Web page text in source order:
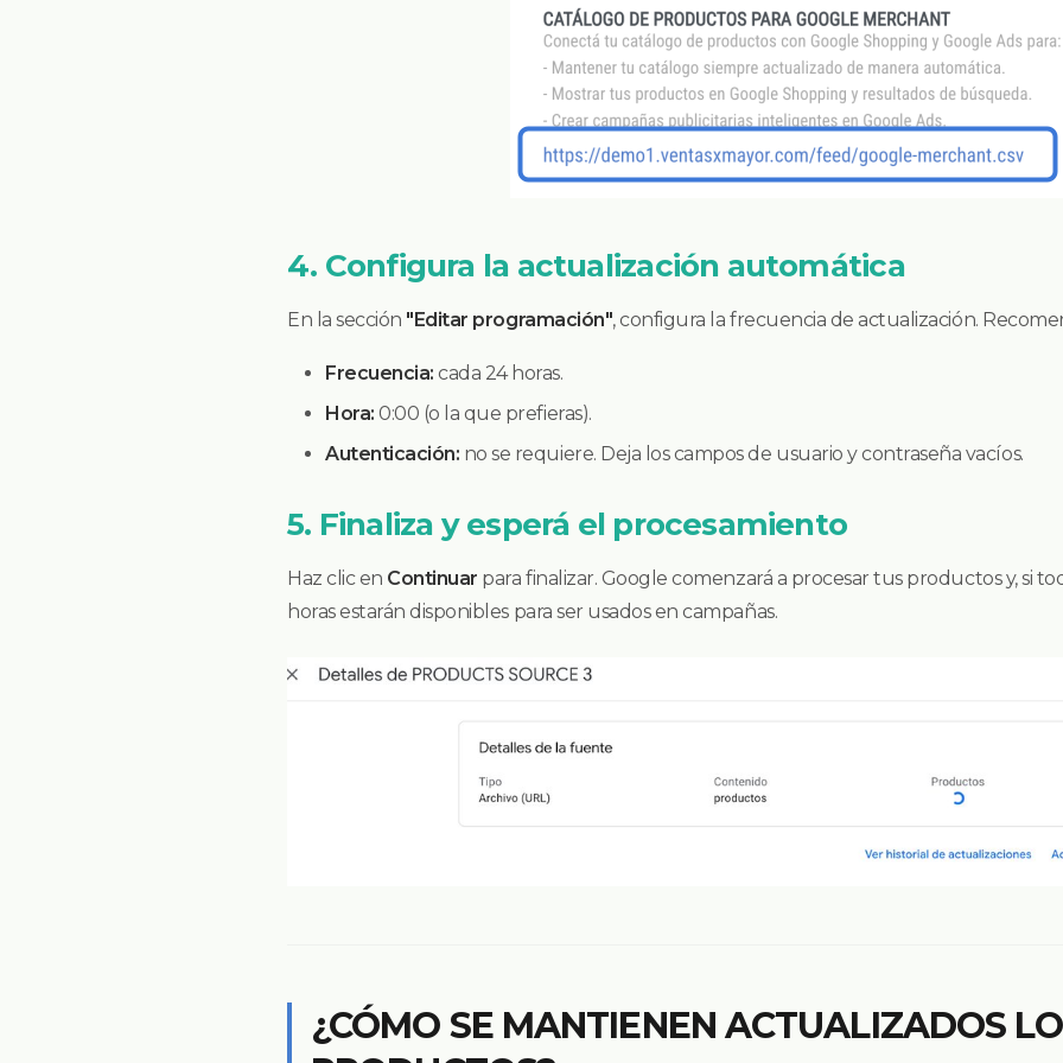
4. Configura la actualización automática
En la sección "Editar programación", configura la frecuencia de actualización.
Frecuencia: cada 24 horas.
Hora: 0:00 (o la que prefieras).
Autenticación: no se requiere. Deja los campos de usuario y contraseña vacíos.
5. Finaliza y esperá el procesamiento
Haz clic en Continuar para finalizar. Google comenzará a procesar tus productos y, si
horas estarán disponibles para ser usados en campañas.
¿CÓMO SE MANTIENEN ACTUALIZADOS